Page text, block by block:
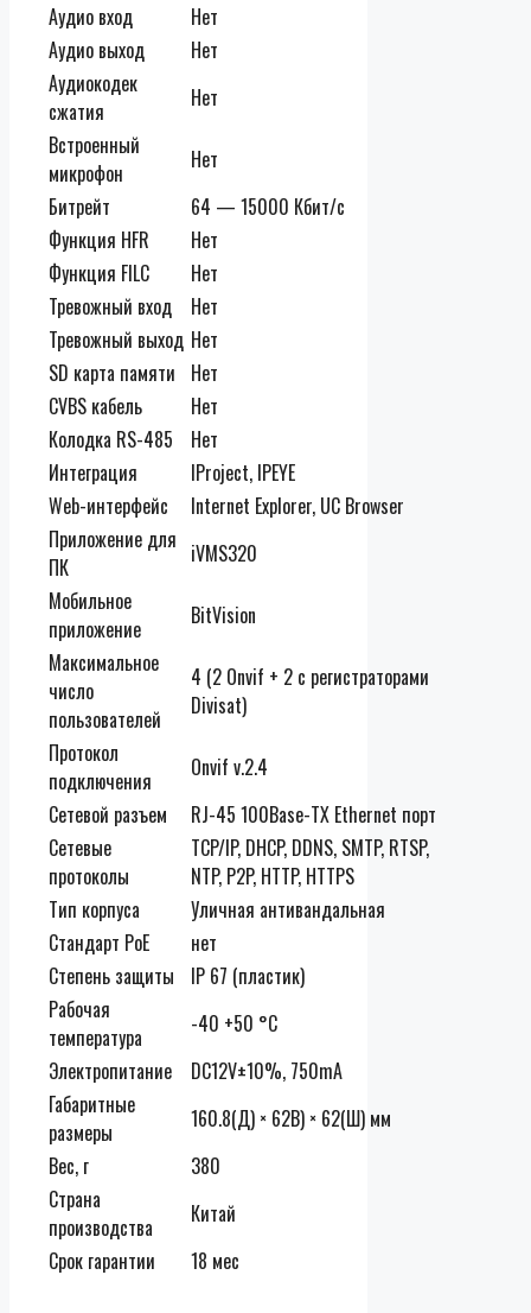
Аудио вход
Нет
Аудио выход
Нет
Аудиокодек
сжатия
Нет
Встроенный
микрофон
Нет
Битрейт
64 — 15000 Кбит/с
Функция HFR
Нет
Функция FILC
Нет
Тревожный вход
Нет
Тревожный выход Нет
SD карта памяти
Нет
CVBS кабель
Нет
Колодка RS-485
Нет
Интеграция
IProject, IPEYE
Web-интерфейс
Internet Explorer, UC Browser
Приложение для
ПК
iVMS320
Мобильное
приложение
BitVision
Максимальное
число
пользователей
4 (2 Onvif + 2 с регистраторами
Divisat)
Протокол
подключения
Onvif v.2.4
Сетевой разъем
RJ-45 100Base-TX Ethernet порт
Сетевые
протоколы
TCP/IP, DHCP, DDNS, SMTP, RTSP,
NTP, P2P, HTTP, HTTPS
Тип корпуса
Уличная антивандальная
Стандарт PoE
нет
Степень защиты
IP 67 (пластик)
Рабочая
температура
-40 +50 °C
Электропитание
DC12V±10%, 750mA
Габаритные
размеры
160.8(Д) × 62В) × 62(Ш) мм
Вес, г
380
Страна
производства
Китай
Срок гарантии
18 мес